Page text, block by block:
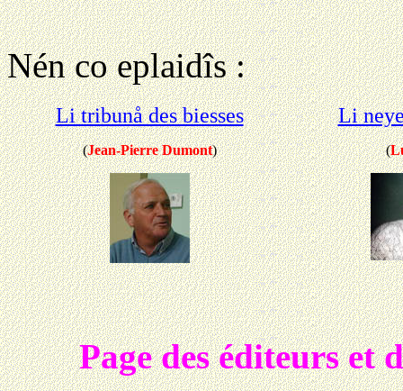
Nén co eplaidîs :
Li tribunå des biesses
(Jean-Pierre Dumont)
Li
(
Page des éditeurs et